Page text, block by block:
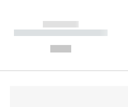
------------
----------- ----------- --------